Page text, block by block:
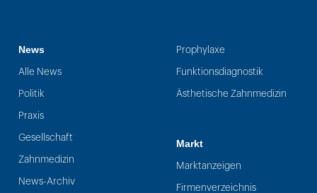
News
Alle News
Politik
Praxis
Gesellschaft
Zahnmedizin
News-Archiv
Prophylaxe
Funktionsdiagnostik
Ästhetische Zahnmedizin
Markt
Marktanzeigen
Firmenverzeichnis